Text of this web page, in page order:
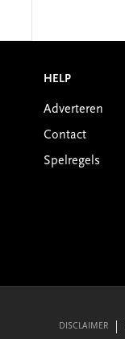
HELP
Adverteren
Contact
Spelregels
DISCLAIMER